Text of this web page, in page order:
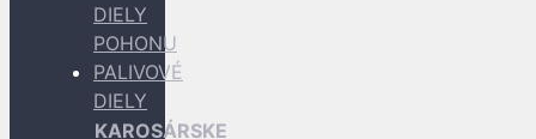
DIELY
POHONU
PALIVOVÉ
DIELY
KAROSÁRSKE